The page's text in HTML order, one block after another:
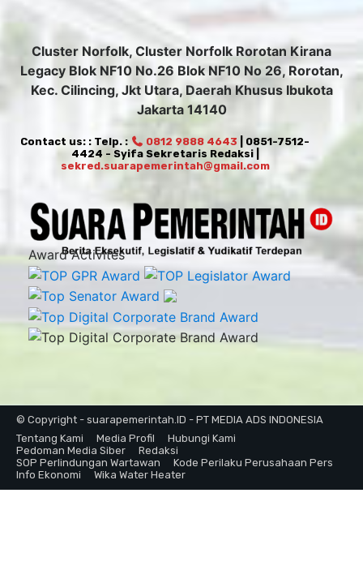
Cluster Norfolk, Cluster Norfolk Rorotan Kirana
Legacy Blok NF10 No.26 Blok NF10 No 26, Rorotan,
Kec. Cilincing, Jkt Utara, Daerah Khusus Ibukota
Jakarta 14140
Contact us: : Telp. : 0812 9888 4643 | 0851-7512-
4424 - Syifa Sekretaris Redaksi |
sekred.suarapemerintah@gmail.com
Award Activites
© Copyright - suarapemerintah.ID - PT MEDIA ADS INDONESIA
Tentang Kami
Media Profil
Hubungi Kami
Pedoman Media Siber
Redaksi
SOP Perlindungan Wartawan
Kode Perilaku Perusahaan Pers
Info Ekonomi
Wika Water Heater